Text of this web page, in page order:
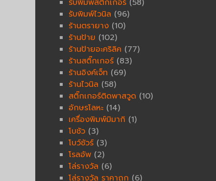
รับพิมพ์สติ๊กเกอร์ (58)
รับพิมพ์ไวนิล (96)
ร้านตรายาง (10)
ร้านป้าย (102)
ร้านป้ายอะคริลิค (77)
ร้านสติ๊กเกอร์ (83)
ร้านอิงค์เจ็ท (69)
ร้านไวนิล (58)
สติ๊กเกอร์ติดพาสวูด (10)
อักษรโลหะ (14)
เครื่องพิมพ์มิมากิ (1)
โบชัว (3)
โบว์ชัวร์ (3)
โรลอัพ (2)
โล่รางวัล (6)
โล่รางวัล ราคาถูก (6)